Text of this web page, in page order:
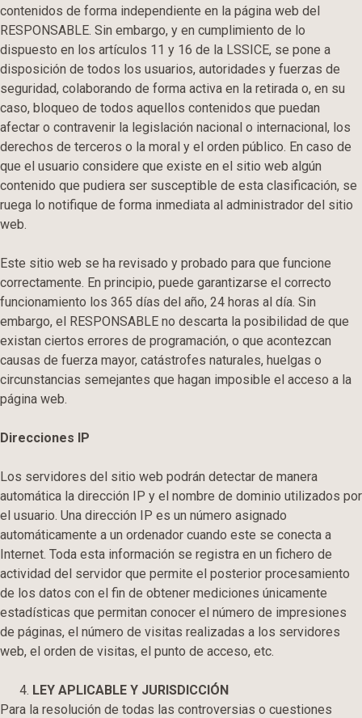
contenidos de forma independiente en la página web del
RESPONSABLE. Sin embargo, y en cumplimiento de lo
dispuesto en los artículos 11 y 16 de la LSSICE, se pone a
disposición de todos los usuarios, autoridades y fuerzas de
seguridad, colaborando de forma activa en la retirada o, en su
caso, bloqueo de todos aquellos contenidos que puedan
afectar o contravenir la legislación nacional o internacional, los
derechos de terceros o la moral y el orden público. En caso de
que el usuario considere que existe en el sitio web algún
contenido que pudiera ser susceptible de esta clasificación, se
ruega lo notifique de forma inmediata al administrador del sitio
web.
Este sitio web se ha revisado y probado para que funcione
correctamente. En principio, puede garantizarse el correcto
funcionamiento los 365 días del año, 24 horas al día. Sin
embargo, el RESPONSABLE no descarta la posibilidad de que
existan ciertos errores de programación, o que acontezcan
causas de fuerza mayor, catástrofes naturales, huelgas o
circunstancias semejantes que hagan imposible el acceso a la
página web.
Direcciones IP
Los servidores del sitio web podrán detectar de manera
automática la dirección IP y el nombre de dominio utilizados por
el usuario. Una dirección IP es un número asignado
automáticamente a un ordenador cuando este se conecta a
Internet. Toda esta información se registra en un fichero de
actividad del servidor que permite el posterior procesamiento
de los datos con el fin de obtener mediciones únicamente
estadísticas que permitan conocer el número de impresiones
de páginas, el número de visitas realizadas a los servidores
web, el orden de visitas, el punto de acceso, etc.
LEY APLICABLE Y JURISDICCIÓN
Para la resolución de todas las controversias o cuestiones